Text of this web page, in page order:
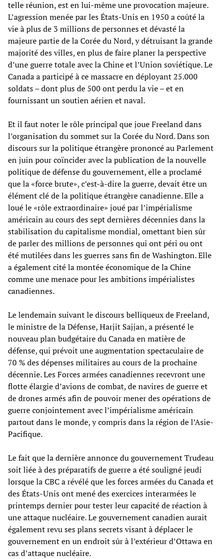
telle réunion, est en lui-même une provocation majeure.
L’agression menée par les États-Unis en 1950 a coûté la
vie à plus de 3 millions de personnes et dévasté la
majeure partie de la Corée du Nord, y détruisant la grande
majorité des villes, en plus de faire planer la perspective
d’une guerre totale avec la Chine et l’Union soviétique. Le
Canada a participé à ce massacre en déployant 25.000
soldats – dont plus de 500 ont perdu la vie – et en
fournissant un soutien aérien et naval.
Et il faut noter le rôle principal que joue Freeland dans
l’organisation du sommet sur la Corée du Nord. Dans son
discours sur la politique étrangère prononcé au Parlement
en juin pour coïncider avec la publication de la nouvelle
politique de défense du gouvernement, elle a proclamé
que la «force brute», c’est-à-dire la guerre, devait être un
élément clé de la politique étrangère canadienne. Elle a
loué le «rôle extraordinaire» joué par l’impérialisme
américain au cours des sept dernières décennies dans la
stabilisation du capitalisme mondial, omettant bien sûr
de parler des millions de personnes qui ont péri ou ont
été mutilées dans les guerres sans fin de Washington. Elle
a également cité la montée économique de la Chine
comme une menace pour les ambitions impérialistes
canadiennes.
Le lendemain suivant le discours belliqueux de Freeland,
le ministre de la Défense, Harjit Sajjan, a présenté le
nouveau plan budgétaire du Canada en matière de
défense, qui prévoit une augmentation spectaculaire de
70 % des dépenses militaires au cours de la prochaine
décennie. Les Forces armées canadiennes recevront une
flotte élargie d’avions de combat, de navires de guerre et
de drones armés afin de pouvoir mener des opérations de
guerre conjointement avec l’impérialisme américain
partout dans le monde, y compris dans la région de l’Asie-
Pacifique.
Le fait que la dernière annonce du gouvernement Trudeau
soit liée à des préparatifs de guerre a été souligné jeudi
lorsque la CBC a révélé que les forces armées du Canada et
des États-Unis ont mené des exercices interarmées le
printemps dernier pour tester leur capacité de réaction à
une attaque nucléaire. Le gouvernement canadien aurait
également revu ses plans secrets visant à déplacer le
gouvernement en un endroit sûr à l’extérieur d’Ottawa en
cas d’attaque nucléaire.